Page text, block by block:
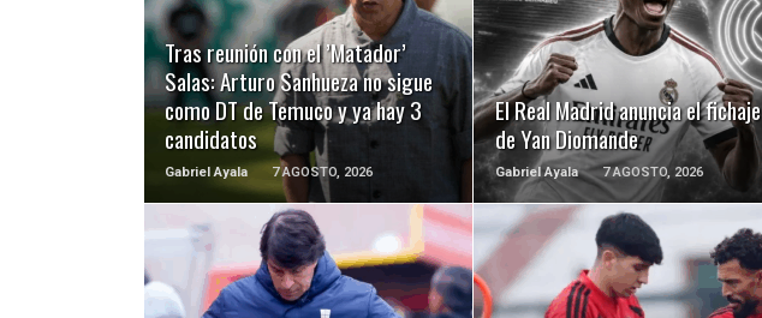
Tras reunión con el ’Matador’
Salas: Arturo Sanhueza no sigue
como DT de Temuco y ya hay 3
candidatos
Gabriel Ayala 7 AGOSTO, 2026
LEER MÁS
El Real Madrid anuncia el fichaje
de Yan Diomande
Gabriel Ayala 7 AGOSTO, 2026
LEER MÁS